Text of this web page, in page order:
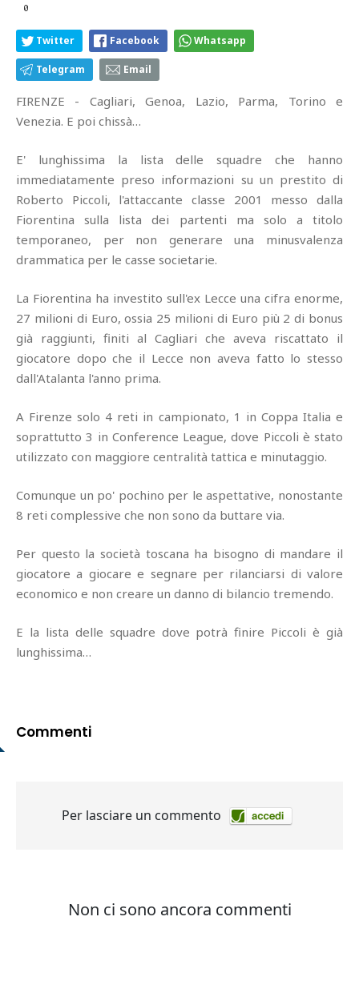
0
Twitter Facebook Whatsapp
Telegram Email
FIRENZE - Cagliari, Genoa, Lazio, Parma, Torino e
Venezia. E poi chissà…
E' lunghissima la lista delle squadre che hanno
immediatamente preso informazioni su un prestito di
Roberto Piccoli, l'attaccante classe 2001 messo dalla
Fiorentina sulla lista dei partenti ma solo a titolo
temporaneo, per non generare una minusvalenza
drammatica per le casse societarie.
La Fiorentina ha investito sull'ex Lecce una cifra enorme,
27 milioni di Euro, ossia 25 milioni di Euro più 2 di bonus
già raggiunti, finiti al Cagliari che aveva riscattato il
giocatore dopo che il Lecce non aveva fatto lo stesso
dall'Atalanta l'anno prima.
A Firenze solo 4 reti in campionato, 1 in Coppa Italia e
soprattutto 3 in Conference League, dove Piccoli è stato
utilizzato con maggiore centralità tattica e minutaggio.
Comunque un po' pochino per le aspettative, nonostante
8 reti complessive che non sono da buttare via.
Per questo la società toscana ha bisogno di mandare il
giocatore a giocare e segnare per rilanciarsi di valore
economico e non creare un danno di bilancio tremendo.
E la lista delle squadre dove potrà finire Piccoli è già
lunghissima…
Commenti